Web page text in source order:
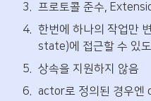
3. 프로토콜 준수,
4. 한번에 하나의 작업만
state)에 접근할 수 있
5. 상속을 지원하지 않음
6.